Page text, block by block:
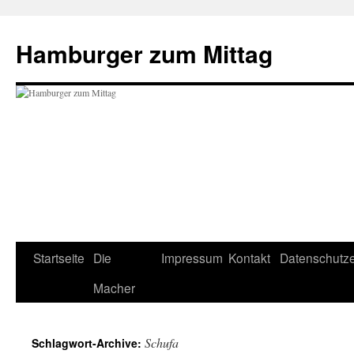
Hamburger zum Mittag
Zum
Startseite Die
Macher
Impressum Kontakt
Schlagwort-Archive: Schufa